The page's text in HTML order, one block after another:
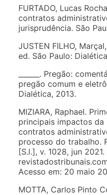
FURTADO, Lucas
contratos
jurisprudência. São
JUSTEN FILHO,
ed. São Paulo:
______. Pregão:
pregão comum e
Dialética, 2013.
MIZIARA, Raphael.
principais impactos
contratos
processo do trabalho.
[S.l.], v. 1028, jun
Acesso em: 20 maio
MOTTA, Carlos Pinto